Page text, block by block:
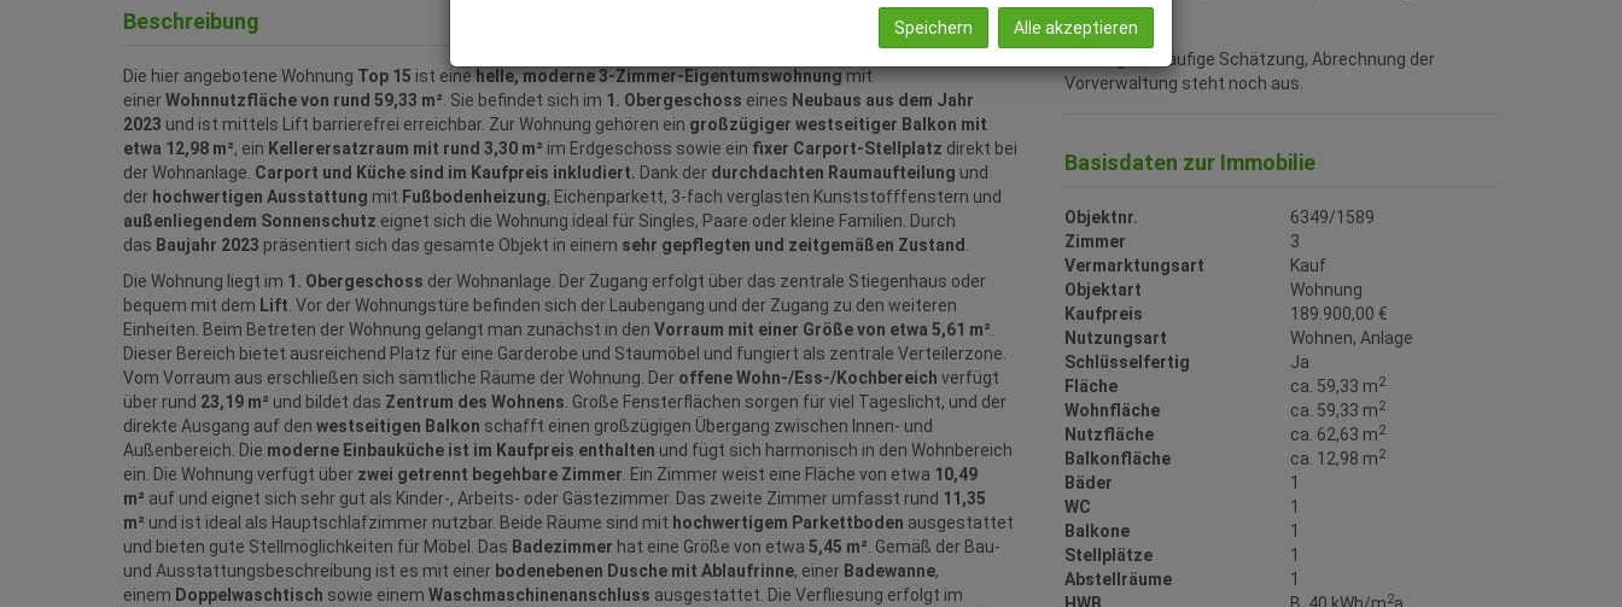
Beschreibung
Die hier angebotene Wohnung Top 15 ist einehelle, moderne 3‑Zimmer‑Eigentumswohnungmit
einerWohnnutzfläche von rund 59,33 m². Sie befindet sich im 1. Obergeschoss eines Neubaus aus dem Jahr
2023 und ist mittels Lift barrierefrei erreichbar. Zur Wohnung gehören ein großzügiger westseitiger Balkon mit
etwa 12,98 m², ein Kellerersatzraum mit rund 3,30 m² im Erdgeschoss sowie ein fixer Carport‑Stellplatz direkt bei
der Wohnanlage. Carport und Küche sind im Kaufpreis inkludiert. Dank der durchdachten Raumaufteilung und
der hochwertigen Ausstattung mit Fußbodenheizung, Eichenparkett, 3‑fach verglasten Kunststofffenstern und
außenliegendem Sonnenschutz eignet sich die Wohnung ideal für Singles, Paare oder kleine Familien. Durch
das Baujahr 2023 präsentiert sich das gesamte Objekt in einem sehr gepflegten und zeitgemäßen Zustand .
Die Wohnung liegt im 1. Obergeschoss der Wohnanlage. Der Zugang erfolgt über das zentrale Stiegenhaus oder
bequem mit dem Lift. Vor der Wohnungstüre befinden sich der Laubengang und der Zugang zu den weiteren
Einheiten. Beim Betreten der Wohnung gelangt man zunächst in den Vorraum mit einer Größe von etwa 5,61 m².
Dieser Bereich bietet ausreichend Platz für eine Garderobe und Staumöbel und fungiert als zentrale Verteilerzone.
Vom Vorraum aus erschließen sich sämtliche Räume der Wohnung. Der offene Wohn‑/Ess‑/Kochbereich verfügt
über rund 23,19 m² und bildet das Zentrum des Wohnens. Große Fensterflächen sorgen für viel Tageslicht, und der
direkte Ausgang auf den westseitigen Balkon schafft einen großzügigen Übergang zwischen Innen- und
Außenbereich. Die moderne Einbauküche ist im Kaufpreis enthalten und fügt sich harmonisch in den Wohnbereich
ein. Die Wohnung verfügt über zwei getrennt begehbare Zimmer. Ein Zimmer weist eine Fläche von etwa 10,49
m² auf und eignet sich sehr gut als Kinder-, Arbeits- oder Gästezimmer. Das zweite Zimmer umfasst rund 11,35
m² und ist ideal als Hauptschlafzimmer nutzbar. Beide Räume sind mit hochwertigem Parkettboden ausgestattet
und bieten gute Stellmöglichkeiten für Möbel. Das Badezimmer hat eine Größe von etwa 5,45 m². Gemäß der Bau-
und Ausstattungsbeschreibung ist es mit einer bodenebenen Dusche mit Ablaufrinne, einer Badewanne,
einem Doppelwaschtisch sowie einem Waschmaschinenanschluss ausgestattet. Die Verfliesung erfolgt im
31.12.2025
Rücklage vorläufige Schätzung, Abrechnung der
Vorverwaltung steht noch aus.
Basisdaten zur Immobilie
Objektnr.
6349/1589
Zimmer
3
Vermarktungsart
Kauf
Objektart
Wohnung
Kaufpreis
189.900,00 €
Nutzungsart
Wohnen Anlage
Schlüsselfertig
Ja
Fläche
ca. 59,33 m2
Wohnfläche ca. 59,33 m2
Nutzfläche ca. 62,63 m2
Balkonfläche ca. 12,98 m2
Bäder
1
WC
1
Balkone
1
Stellplätze
1
Abstellräume
1
2
Speichern Alle akzeptieren